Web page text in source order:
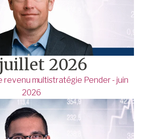
2026
revenu multistratégie Pender - juin
2026